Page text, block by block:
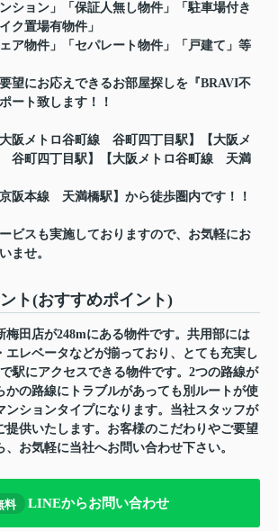
ンション」「保証人無し物件」「駐車場付き
ク置場有物件」
ェア物件」「セパレート物件」「戸建て」等
望にお応えできるお部屋探しを『BRAVI不
ート致します！！
阪メトロ谷町線 谷町四丁目駅】【大阪メ
谷町四丁目駅】【大阪メトロ谷町線 天満
天満橋駅】から徒歩圏内です！！
ビスも実施しておりますので、お気軽にお
ませ。
ト(おすすめポイント)
梅田店が248mにある物件です。共用部には
エレベータなどが揃っており、とても充実し
駅にアクセスできる物件です。2つの路線が
かの路線にトラブルがあっても別ルートが使
ンションタイプになります。当社スタッフが
提供いたします。お客様のこだわりやご要望
お気軽に当社へお問い合わせ下さい。
料 LINEからお問い合わせ